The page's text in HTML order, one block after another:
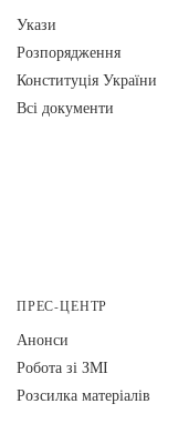
Укази
Розпорядження
Конституція України
Всі документи
ПРЕС-ЦЕНТР
Анонси
Робота зі ЗМІ
Розсилка матеріалів